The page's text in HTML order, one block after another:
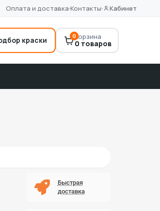
Оплата и доставка Контакты Кабинет
краски 0Корзина
0 товаров
Быстрая
доставка